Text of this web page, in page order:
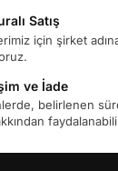
Satış
için şirket
ve İade
belirlenen